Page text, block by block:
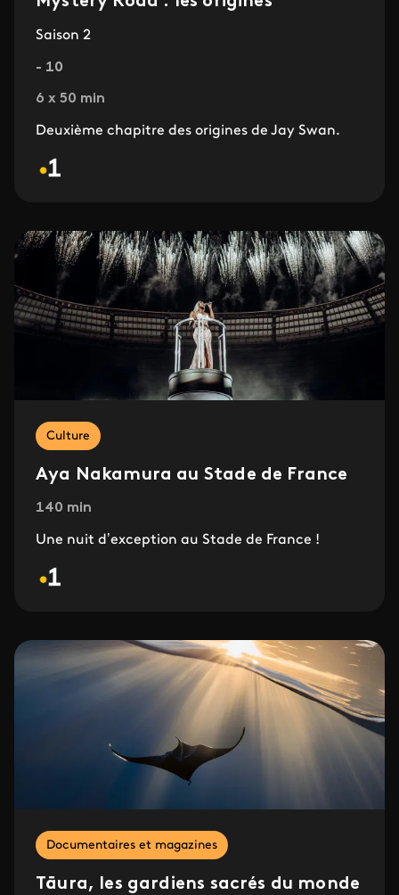
Saison 2
- 10
6 x 50 min
Deuxième chapitre des origines de Jay Swan.
Culture
Aya Nakamura au Stade de France
140 min
Une nuit d’exception au Stade de France !
Documentaires et magazines
Tāura, les gardiens sacrés du monde